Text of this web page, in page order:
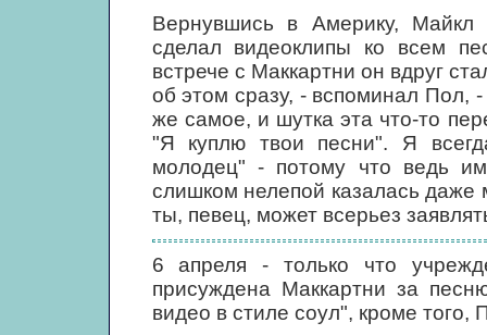
Вернувшись в Америку,
сделал видеоклипы ко всем
встрече с Маккартни он вдруг
об этом сразу, - вспоминал Пол,
же самое, и шутка эта что-то
"Я куплю твои песни". Я
молодец" - потому что ведь
слишком нелепой казалась даже
ты, певец, может всерьез
6 апреля - только что
присуждена Маккартни за
видео в стиле соул", кроме